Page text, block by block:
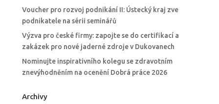
Voucher pro rozvoj podnikání II: Ústecký kraj zve
podnikatele na sérii seminářů
Výzva pro české firmy: zapojte se do certifikací a
zakázek pro nové jaderné zdroje v Dukovanech
Nominujte inspirativního kolegu se zdravotním
znevýhodněním na ocenění Dobrá práce 2026
Archivy